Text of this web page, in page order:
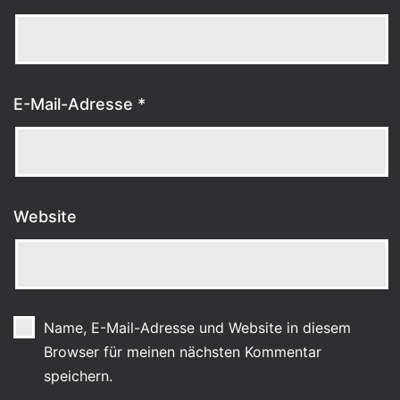
E-Mail-Adresse *
Website
Name, E-Mail-Adresse und Website in diesem
Browser für meinen nächsten Kommentar
speichern.